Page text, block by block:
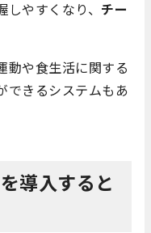
やすくなり、 チー
動や食生活に関する
できるシステムもあ
導入すると